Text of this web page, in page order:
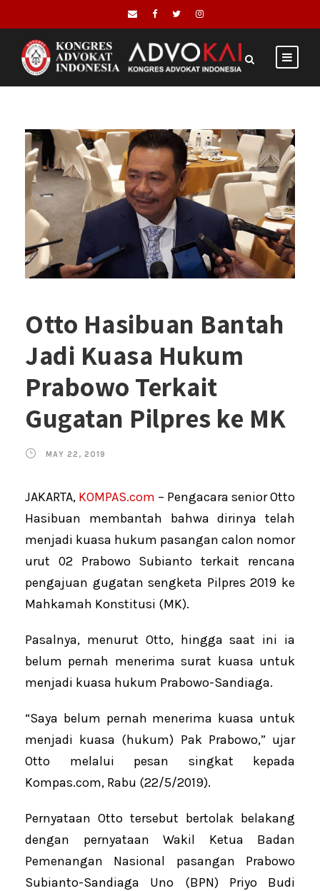
Otto Hasibuan Bantah
Jadi Kuasa Hukum
Prabowo Terkait
Gugatan Pilpres ke MK
MAY 22, 2019
JAKARTA, KOMPAS.com – Pengacara senior Otto
Hasibuan membantah bahwa dirinya telah
menjadi kuasa hukum pasangan calon nomor
urut 02 Prabowo Subianto terkait rencana
pengajuan gugatan sengketa Pilpres 2019 ke
Mahkamah Konstitusi (MK).
Pasalnya, menurut Otto, hingga saat ini ia
belum pernah menerima surat kuasa untuk
menjadi kuasa hukum Prabowo-Sandiaga.
“Saya belum pernah menerima kuasa untuk
menjadi kuasa (hukum) Pak Prabowo,” ujar
Otto melalui pesan singkat kepada
Kompas.com, Rabu (22/5/2019).
Pernyataan Otto tersebut bertolak belakang
dengan pernyataan Wakil Ketua Badan
Pemenangan Nasional pasangan Prabowo
Subianto-Sandiaga Uno (BPN) Priyo Budi